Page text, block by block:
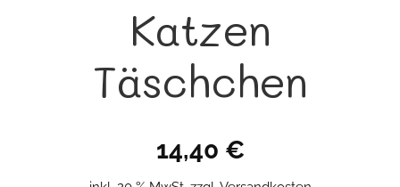
Katzen
Täschchen
14,40 €